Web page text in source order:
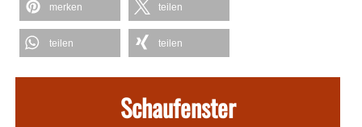
merken teilen
teilen teilen
Schaufenster